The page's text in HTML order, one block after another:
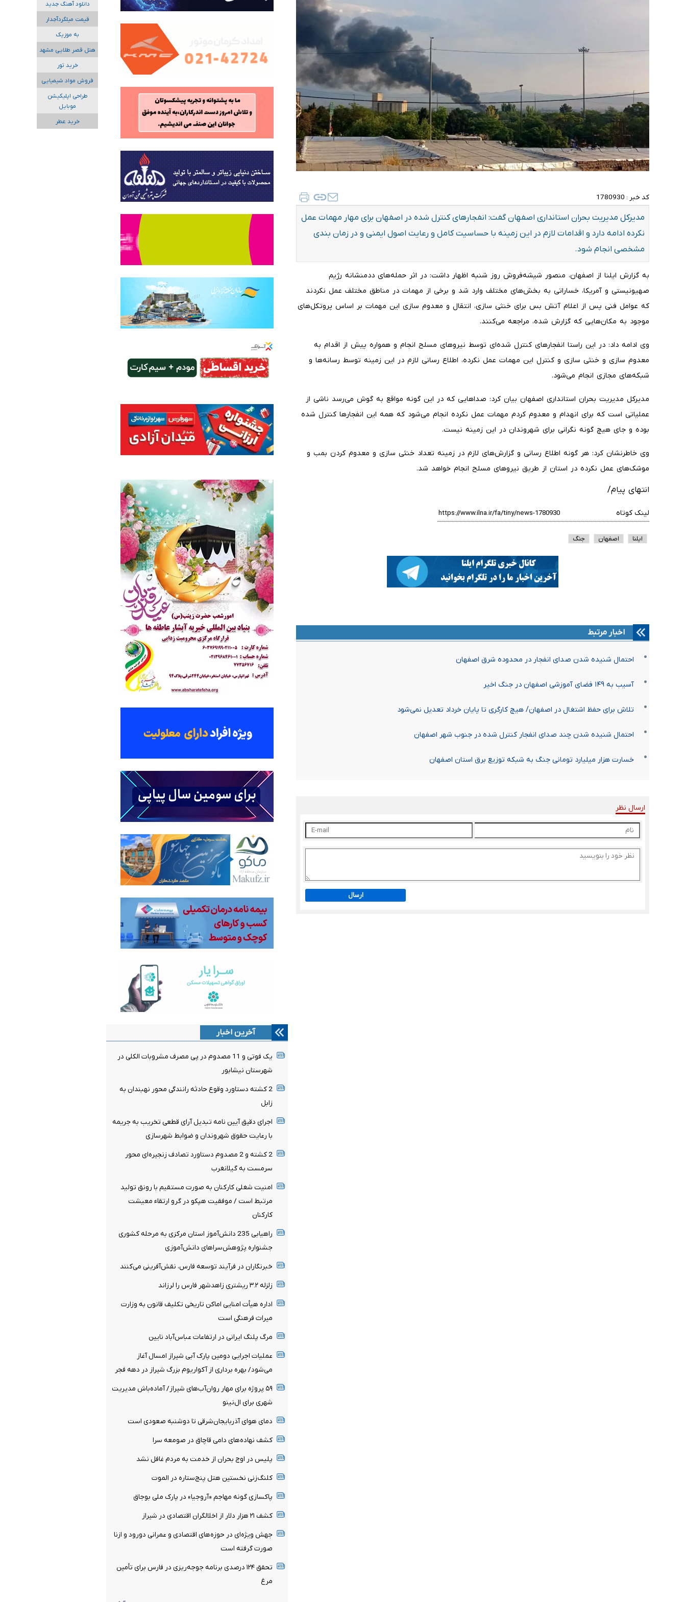
کد خبر : 1780930
مدیرکل مدیریت بحران‌ استانداری اصفهان گفت: انفجارهای کنترل شده در اصفهان برای مهار مهمات عمل
نکرده ادامه دارد و اقدامات لازم در این زمینه با حساسیت کامل و رعایت اصول ایمنی و در زمان بندی
مشخصی انجام شود.
به گزارش ایلنا از اصفهان، منصور شیشه‌فروش روز شنبه اظهار داشت: در اثر حمله‌های ددمنشانه رژیم
صهیونیستی و آمریکا، خساراتی به بخش‌های مختلف وارد شد و برخی از مهمات در مناطق مختلف عمل نکردند
که عوامل فنی پس از اعلام آتش بس برای خنثی سازی، انتقال و معدوم سازی این مهمات بر اساس پروتکل‌های
موجود به مکان‌هایی که گزارش شده، مراجعه می‌کنند.
وی ادامه داد: در این راستا انفجارهای کنترل شده‌ای توسط نیروهای مسلح انجام و همواره پیش از اقدام به
معدوم سازی و خنثی سازی و کنترل این مهمات عمل نکرده، اطلاع رسانی لازم در این زمینه توسط رسانه‌ها و
شبکه‌های مجازی انجام می‌شود.
مدیرکل مدیریت بحران‌ استانداری اصفهان بیان کرد: صداهایی که در این گونه مواقع به گوش می‌رسد ناشی از
عملیاتی است که برای انهدام و معدوم کردم مهمات عمل نکرده انجام می‌شود که همه این انفجارها کنترل شده
بوده و جای هیچ گونه نگرانی برای شهروندان در این زمینه نیست.
وی خاطرنشان کرد: هر گونه اطلاع رسانی و گزارش‌های لازم در زمینه تعداد خنثی سازی و معدوم کردن بمب و
موشک‌های عمل نکرده در استان از طریق نیروهای مسلح انجام خواهد شد.
انتهای پیام/
لینک کوتاه
ایلنا اصفهان جنگ
اخبار مرتبط
احتمال شنیده شدن صدای انفجار در محدوده شرق اصفهان
آسیب به ۱۴۹ فضای آموزشی اصفهان در جنگ اخیر
تلاش برای حفظ اشتغال در اصفهان/ هیچ کارگری تا پایان خرداد تعدیل نمی‌شود
احتمال شنیده شدن چند صدای انفجار کنترل شده در جنوب شهر اصفهان
خسارت هزار میلیارد تومانی جنگ به شبکه توزیع برق استان اصفهان
ارسال نظر
ارسال
آخرین اخبار
یک فوتی و 11 مصدوم در پی مصرف مشروبات الکلی در
شهرستان نیشابور
2 کشته دستاورد وقوع حادثه رانندگی محور نهبندان به
زابل
اجرای دقیق آیین نامه تبدیل آرای قطعی تخریب به جریمه
با رعایت حقوق شهروندان و ضوابط شهرسازی
2 کشته و 2 مصدوم دستاورد تصادف زنجیره‌ای محور
سرمست به گیلانغرب
امنیت شغلی کارکنان به صورت مستقیم با رونق تولید
مرتبط است / موفقیت هپکو در گرو ارتقاء معیشت
کارکنان
راهیابی 235 دانش‌آموز استان مرکزی به مرحله کشوری
جشنواره پژوهش‌سراهای دانش‌آموزی
خبرنگاران در فرآیند توسعه فارس، نقش‌آفرینی می‌کنند
زلزله ۳.۲ ریشتری زاهدشهر فارس را لرزاند
اداره هیأت امنایی اماکن تاریخی تکلیف قانون به وزارت
میراث فرهنگی است
مرگ پلنگ ایرانی در ارتفاعات عباس‌آباد نایین
عملیات اجرایی دومین پارک آبی شیراز امسال آغاز
می‌شود/ بهره برداری از آکواریوم بزرگ شیراز در دهه فجر
۵۹ پروژه برای مهار روان‌آب‌های شیراز/ آماده‌باش مدیریت
شهری برای ال‌نینو
دمای هوای آذربایجان‌شرقی تا دوشنبه صعودی است
کشف نهاده‌های دامی قاچاق در صومعه سرا
پلیس در اوج بحران از خدمت به مردم غافل نشد
کلنگ‌زنی نخستین هتل پنج‌ستاره در الموت
پاکسازی گونه مهاجم «آروجیا» در پارک ملی بوجاق
کشف ۲۱ هزار دلار از اخلالگران اقتصادی در شیراز
جهش ویژه‌ای در حوزه‌های اقتصادی و عمرانی دورود و ازنا
صورت گرفته است
تحقق ۱۲۴ درصدی برنامه جوجه‌ریزی در فارس برای تأمین
مرغ
دانلود آهنگ جدید
قیمت میلگردآجدار
به موزیک
هتل قصر طلایی مشهد
خرید تور
فروش مواد شیمیایی
طراحی اپلیکیشن
موبایل
خرید عطر